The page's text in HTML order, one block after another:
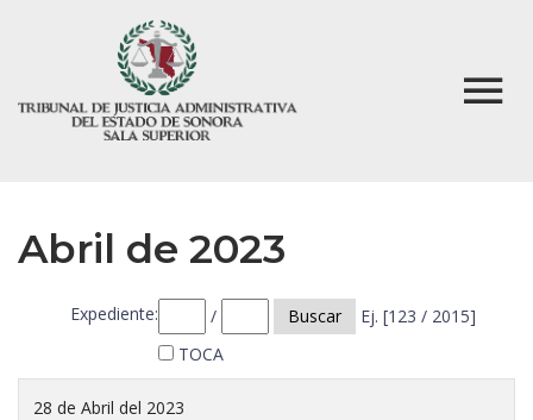
Abril de 2023
Expediente: / Buscar
Ej. [123 / 2015]
TOCA
28 de Abril del 2023